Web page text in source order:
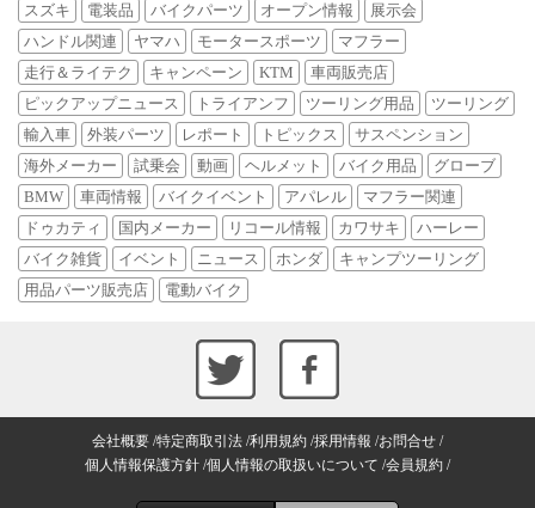
スズキ 電装品 バイクパーツ オープン情報
展示会
ハンドル関連
ヤマハ モータースポーツ
マフラー
走行＆ライテク
キャンペーン KTM
車両販売店
ピックアップニュース
トライアンフ ツーリング用品
ツーリング
輸入車
外装パーツ レポート トピックス
サスペンション
海外メーカー
試乗会 動画 ヘルメット バイク用品
グローブ
BMW
車両情報 バイクイベント アパレル
マフラー関連
ドゥカティ
国内メーカー リコール情報 カワサキ
ハーレー
バイク雑貨
イベント ニュース ホンダ
キャンプツーリング
用品パーツ販売店
電動バイク
会社概要 特定商取引法 利用規約 採用情報 お問合せ
個人情報保護方針 個人情報の取扱いについて 会員規約